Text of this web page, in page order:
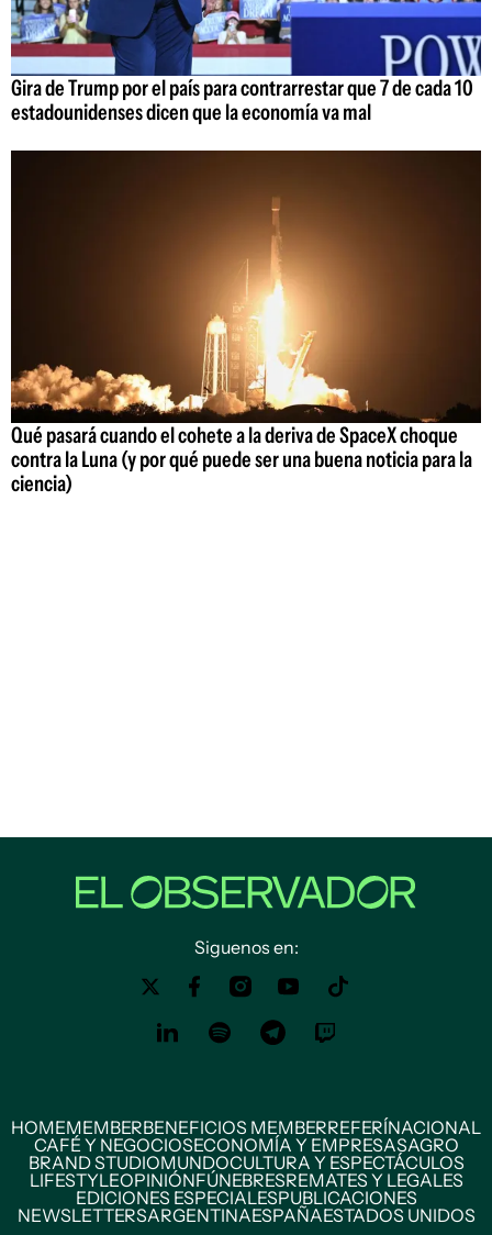
Gira de Trump por el país para contrarrestar que 7 de cada 10
estadounidenses dicen que la economía va mal
Qué pasará cuando el cohete a la deriva de SpaceX choque
contra la Luna (y por qué puede ser una buena noticia para la
ciencia)
Siguenos en:
HOMEMEMBERBENEFICIOS MEMBERREFERÍNACIONAL
CAFÉ Y NEGOCIOSECONOMÍA Y EMPRESASAGRO
BRAND STUDIOMUNDOCULTURA Y ESPECTÁCULOS
LIFESTYLEOPINIÓNFÚNEBRESREMATES Y LEGALES
EDICIONES ESPECIALESPUBLICACIONES
NEWSLETTERSARGENTINAESPAÑAESTADOS UNIDOS